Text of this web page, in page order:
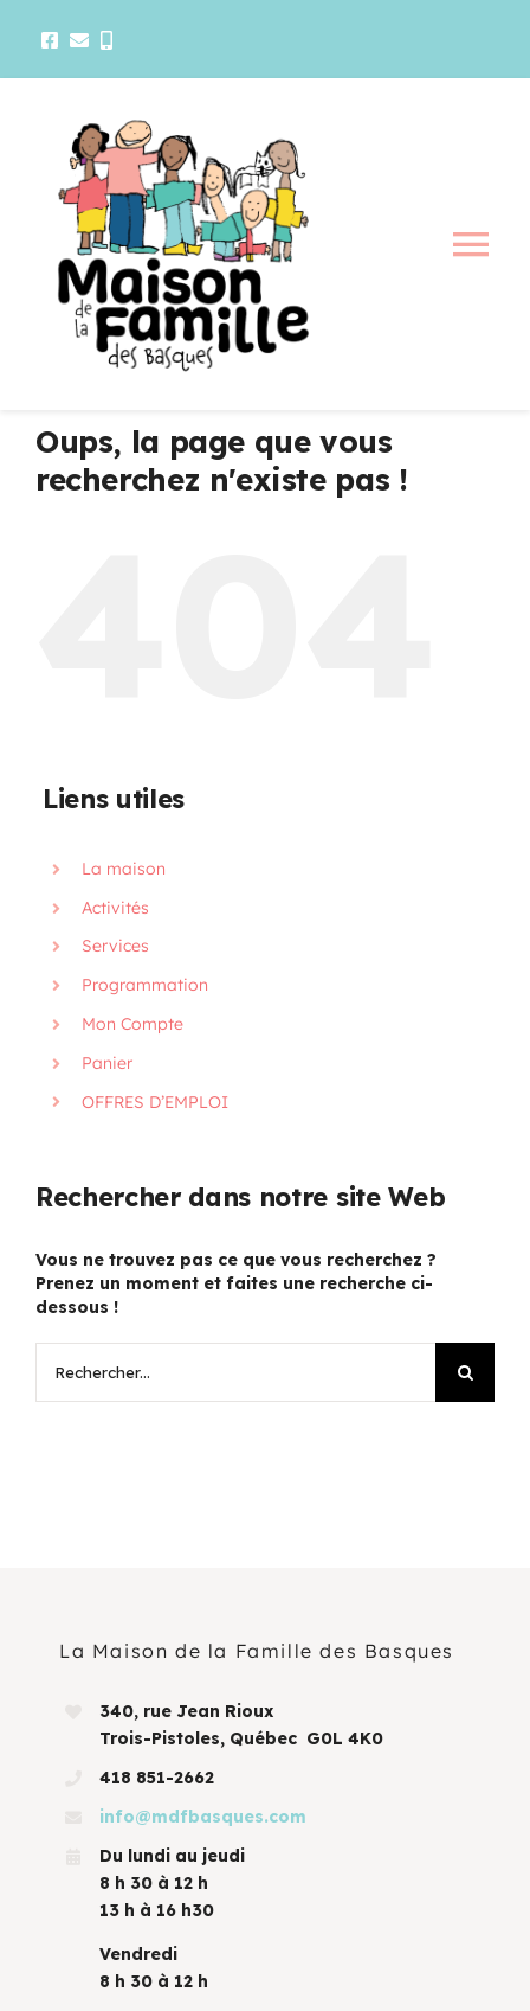
La maison
Services
OFFRES D’EMPLOI
Oups, la page que vous
recherchez n'existe pas !
Liens utiles
La maison
Activités
Services
Programmation
Mon Compte
Panier
OFFRES D’EMPLOI
Rechercher dans notre site Web
Vous ne trouvez pas ce que vous recherchez ?
Prenez un moment et faites une recherche ci-
dessous !
La Maison de la Famille des Basques
340, rue Jean Rioux
Trois-Pistoles, Québec G0L 4K0
418 851-2662
info@mdfbasques.com
Du lundi au jeudi
8 h 30 à 12 h
13 h à 16 h30
Vendredi
8 h 30 à 12 h